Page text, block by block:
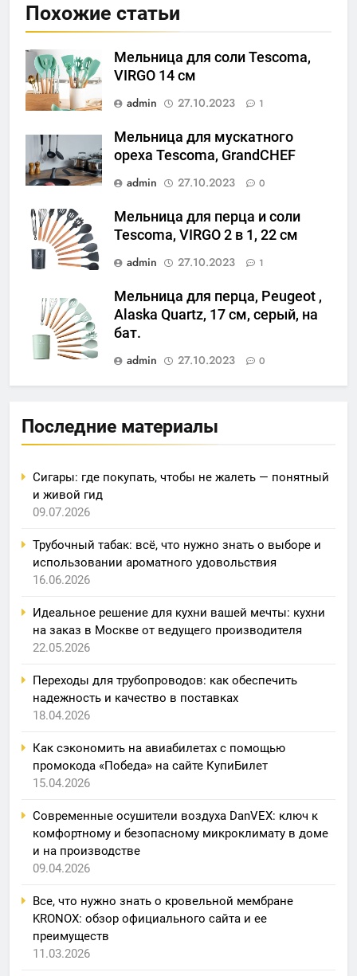
Похожие статьи
Мельница для соли Tescoma,
VIRGO 14 см
admin
27.10.2023 1
Мельница для мускатного
ореха Tescoma, GrandCHEF
admin
27.10.2023 0
Мельница для перца и соли
Tescoma, VIRGO 2 в 1, 22 см
admin
27.10.2023 1
Мельница для перца, Peugeot ,
Alaska Quartz, 17 см, серый, на
бат.
admin
27.10.2023 0
Последние материалы
Сигары: где покупать, чтобы не жалеть — понятный
и живой гид
09.07.2026
Трубочный табак: всё, что нужно знать о выборе и
использовании ароматного удовольствия
16.06.2026
Идеальное решение для кухни вашей мечты: кухни
на заказ в Москве от ведущего производителя
22.05.2026
Переходы для трубопроводов: как обеспечить
надежность и качество в поставках
18.04.2026
Как сэкономить на авиабилетах с помощью
промокода «Победа» на сайте КупиБилет
15.04.2026
Современные осушители воздуха DanVEX: ключ к
комфортному и безопасному микроклимату в доме
и на производстве
09.04.2026
Все, что нужно знать о кровельной мембране
KRONOX: обзор официального сайта и ее
преимуществ
11.03.2026